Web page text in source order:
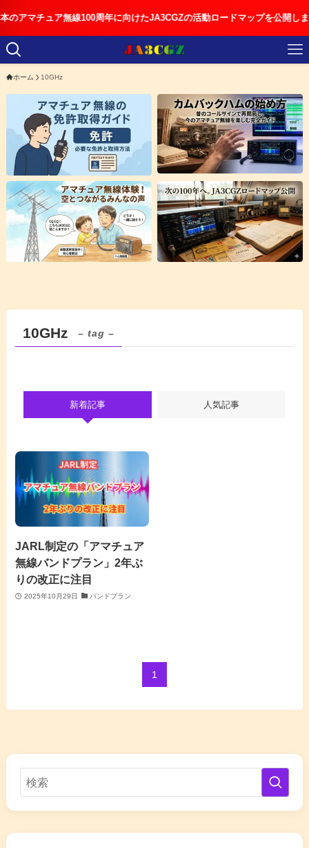
チュア無線100周年に向けたJA3CGZの活動ロードマップを公開しました
ホーム 10GHz
10GHz – tag –
新着記事 人気記事
JARL制定の「アマチュア
無線バンドプラン」2年ぶ
りの改正に注目
2025年10月29日 バンドプラン
1